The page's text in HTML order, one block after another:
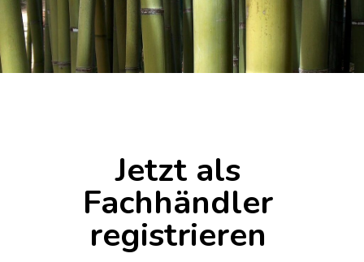
Jetzt als
Fachhändler
registrieren